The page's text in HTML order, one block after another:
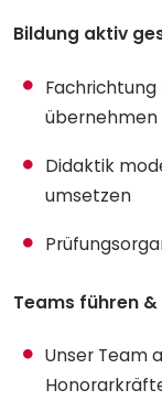
Bildung aktiv
übernehmen
Didaktik
umsetzen
Teams führen
Unser Team